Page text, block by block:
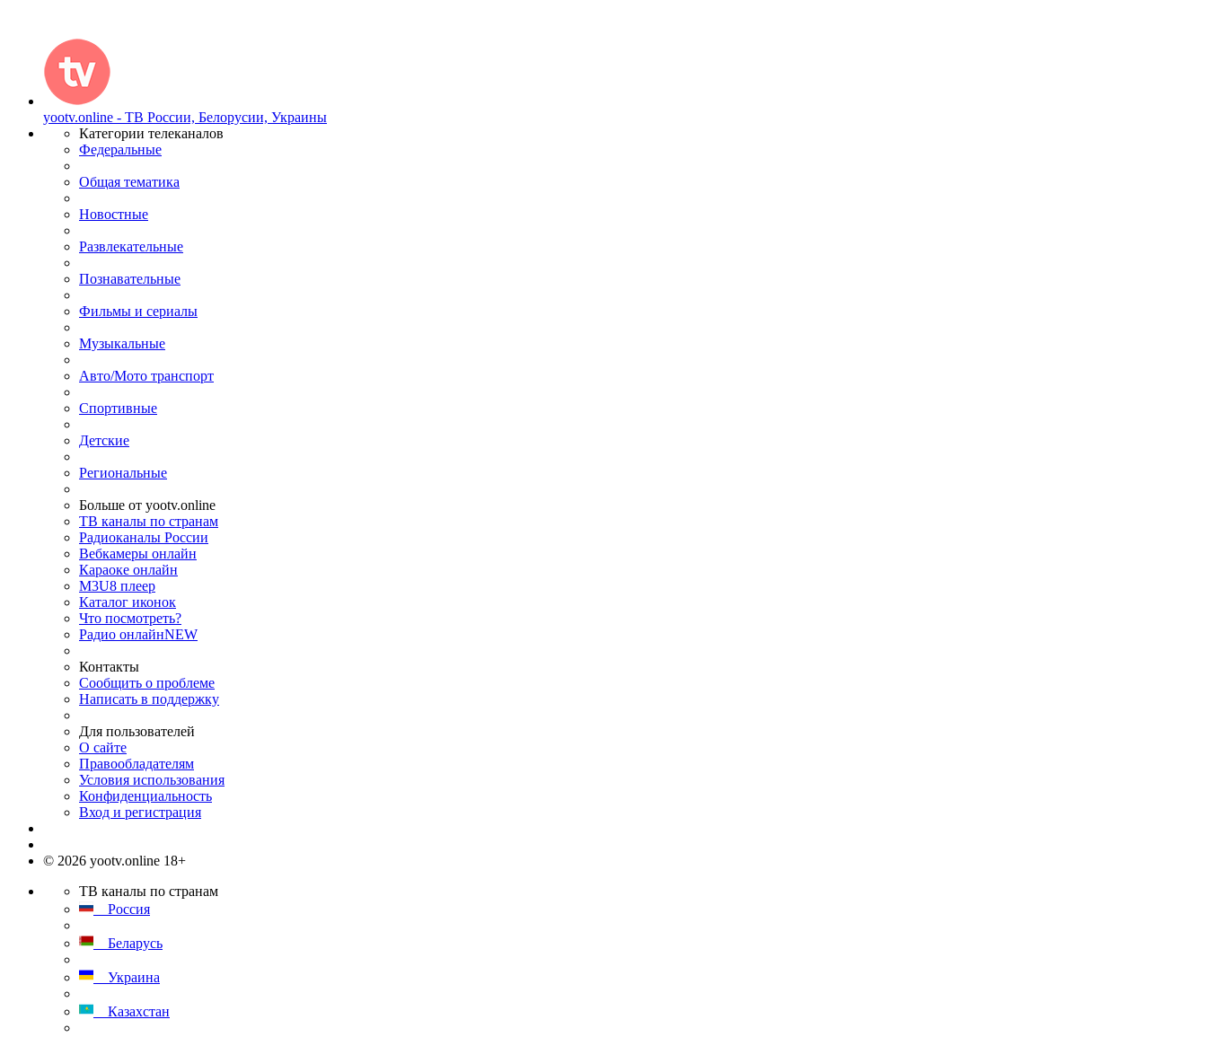
yootv.online - ТВ России, Белорусии, Украины
Категории телеканалов
Федеральные
Общая тематика
Новостные
Развлекательные
Познавательные
Фильмы и сериалы
Музыкальные
Авто/Мото транспорт
Спортивные
Детские
Региональные
Больше от yootv.online
ТВ каналы по странам
Радиоканалы России
Вебкамеры онлайн
Караоке онлайн
M3U8 плеер
Каталог иконок
Что посмотреть?
Радио онлайнNEW
Контакты
Сообщить о проблеме
Написать в поддержку
Для пользователей
О сайте
Правообладателям
Условия использования
Конфиденциальность
Вход и регистрация
© 2026 yootv.online 18+
ТВ каналы по странам
Россия
Беларусь
Украина
Казахстан